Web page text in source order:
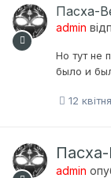
Пасха-
admin
Но тут не
было и
12 квітня
admin